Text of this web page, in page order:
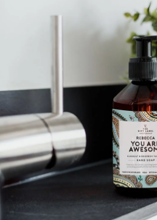
4,8 (basierend auf
Unsere Geschenke begeistern.
4,8 bei Google Reviews
+49 39292 929695
Montag - Freitag : 8:30 - 17:00
Samstag - Sonntag : 8:30 -